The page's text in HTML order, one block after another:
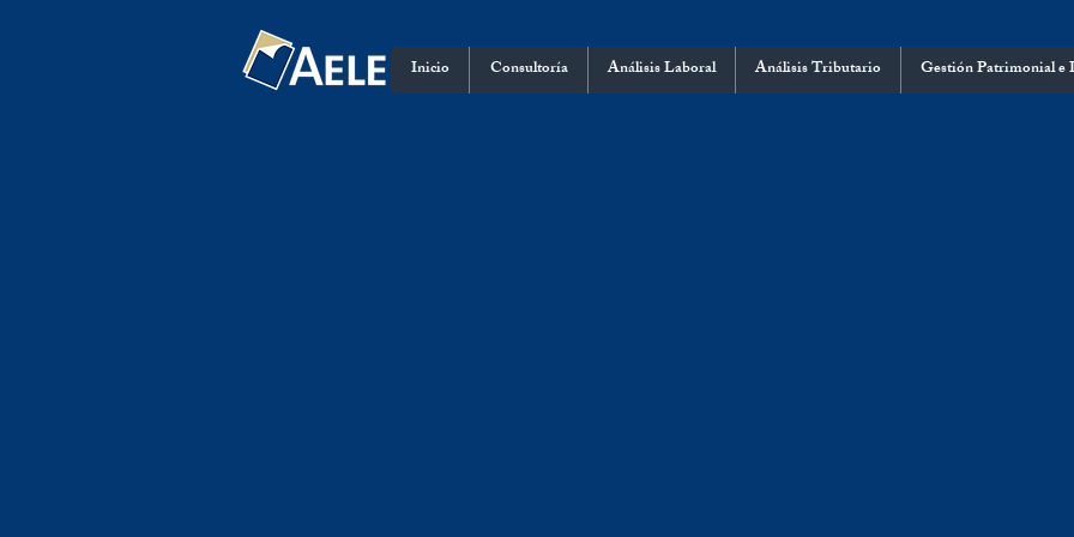
Inicio Consultoría Análisis Laboral Análisis Tributario Gestión Patrimonial e